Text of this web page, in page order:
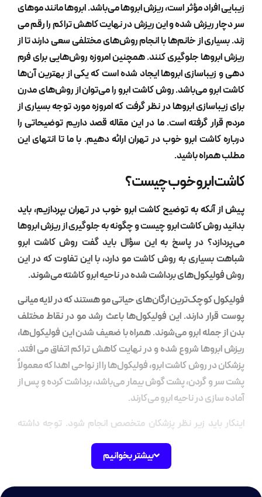
مؤثر است، ریزش ابروها می‌باشد. ابروها مانند موهای
ریزش شده و این ریزش در نهایت کاهش تراکم را رقم می
از خانم‌ها با انجام روش‌های مختلفی سعی دارند تا از
جلوگیری کنند. همچنین امروزه روش‌هایی برای فرم
ابروها ایجاد شده است که یکی از بهترین آن‌ها
می‌باشد. روش کاشت ابرو را می‌توان از روش‌های مدرن
ابروها در نظر گرفت که امروزه مورد توجه بسیاری از
گرفته است. ما در این مقاله قصد داریم توضیحاتی را
ابرو خوب در تهرانارائه دهیم. با ما تا انتهای این
باشید.
خوب چیست؟
به توضیحکاشت ابرو خوب در تهرانبپردازیم، باید
کاشت ابرو چیست و چگونه به جلوگیری از ریزش ابروها
در پاسخ به این سؤال باید گفت روش کاشت ابرو
به روش کاشت مو دارد، با این تفاوت که در این
برداشت شده در ناحیه ابرو کاشته می‌شوند.
کوچک‌ترین ارگان‌های حیاتی مو هستند که در لایه میانی
دارند. این فولیکول‌ها باعث رشد مو در نقاط مختلف
ابرو می‌شوند. همراه با ضعیف شدن این فولیکول‌ها،
شروع شده و در نهایت کاهش تراکم اتفاق می افتد.
روش کاشت ابرو، فولیکول‌ها را از نواحی اهدا که معمولاً
گردن، پشت گوش بیمار می‌باشد، برداشت کرده و پس از
در ناحیه ابرو می‌کارند.
زیر نظر پزشکان متخصص انجام شود. توجه داشته
روش‌های متنوعی برای فرم دهی به ابروها ایجاد شده
میان آن‌ها کاشت ابرو دارای نتایجی طبیعی و دائمی
بیشتر بخوانیم